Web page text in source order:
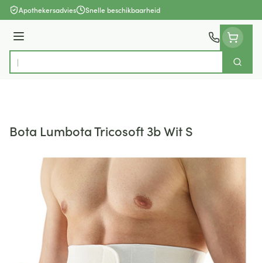
Ga naar de inhoud
Apothekersadvies Snelle beschikbaarheid
Menu
Product, merk, categorie...
Zoek
Bota Lumbota Tricosoft 3b Wit S